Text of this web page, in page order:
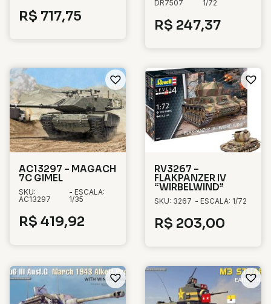
R$ 717,75
DR7507
1/72
R$ 247,37
AC13297 – MAGACH
7C GIMEL
SKU:
AC13297
- ESCALA:
1/35
R$ 419,92
RV3267 –
FLAKPANZER IV
“WIRBELWIND”
SKU: 3267 - ESCALA: 1/72
R$ 203,00